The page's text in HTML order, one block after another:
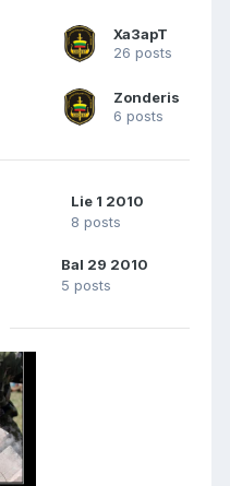
Xa3apT
26 posts
Zonderis
6 posts
Lie 1 2010
8 posts
Bal 29 2010
5 posts